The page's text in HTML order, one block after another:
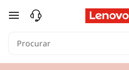
Tsaltar para o conteúdo principal